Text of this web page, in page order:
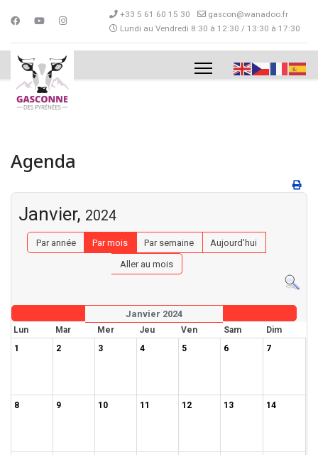
+33 5 61 60 15 30
gascon@wanadoo.fr
Lundi au Vendredi 8:30 à 12:30 / 13:30 à 17:30
Agenda
Janvier, 2024
Par année Par mois Par semaine
Aujourd'hui
Aller au mois
Janvier 2024
Lun Mar Mer Jeu Ven Sam
Dim
1
2 3 4 5 6 7
8 9 10 11 12 13 14